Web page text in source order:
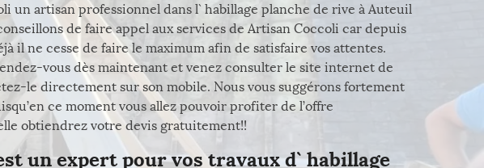
un artisan professionnel dans l` habillage planche de rive à Auteuil
de faire appel aux services de Artisan Coccoli car depuis
il ne cesse de faire le maximum afin de satisfaire vos attentes.
vous dès maintenant et venez consulter le site internet de
le directement sur son mobile. Nous vous suggérons fortement
ce moment vous allez pouvoir profiter de l’offre
obtiendrez votre devis gratuitement!!
un expert pour vos travaux d` habillage